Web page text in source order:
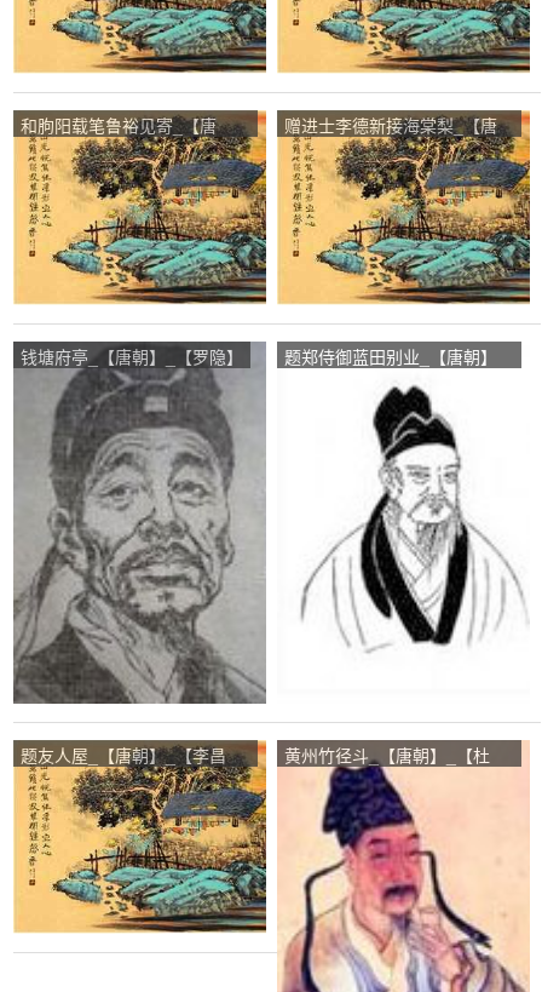
和朐阳载笔鲁裕见寄_【唐
朝】_【李中】
赠进士李德新接海棠梨_【唐
朝】_【翁洮】
钱塘府亭_【唐朝】_【罗隐】
题郑侍御蓝田别业_【唐朝】
题友人屋_【唐朝】_【李昌
符】
黄州竹径斗_【唐朝】_【杜